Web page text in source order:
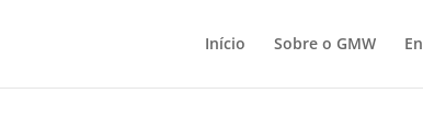
Início Sobre o GMW